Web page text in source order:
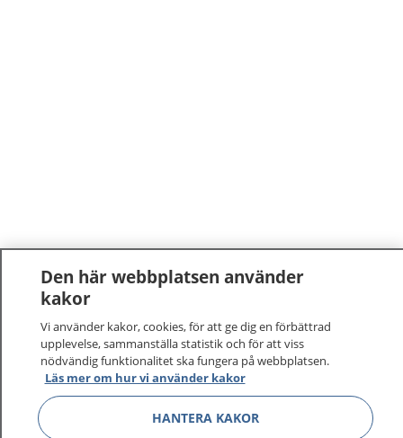
Den här webbplatsen använder
kakor
Vi använder kakor, cookies, för att ge dig en förbättrad
upplevelse, sammanställa statistik och för att viss
nödvändig funktionalitet ska fungera på webbplatsen.
Läs mer om hur vi använder kakor
HANTERA KAKOR